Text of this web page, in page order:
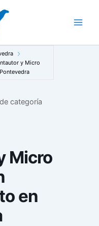
y Micro
Micro
en